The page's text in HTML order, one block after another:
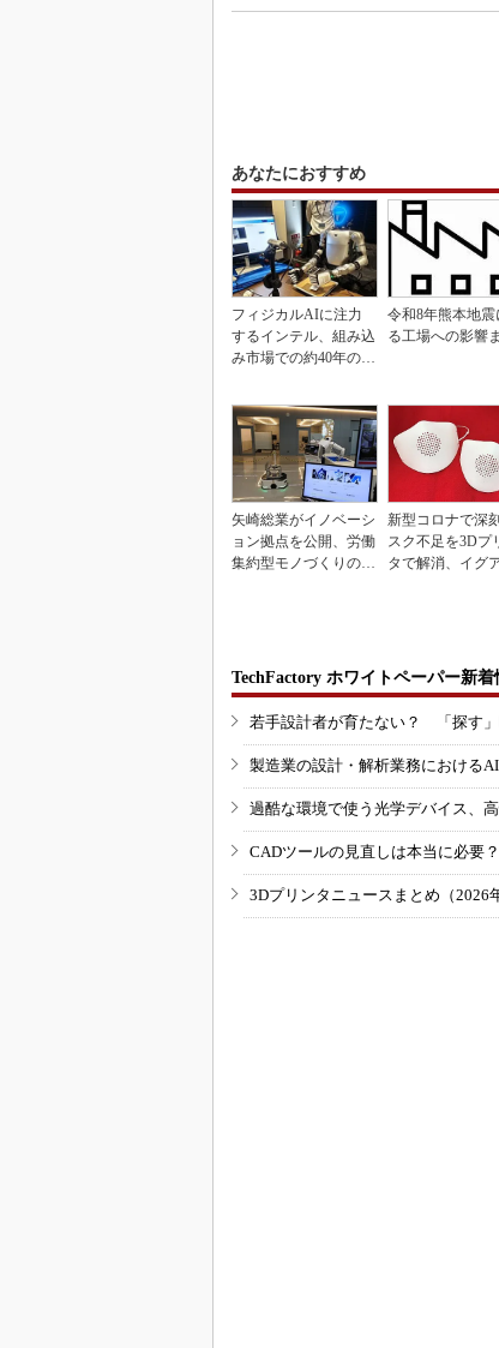
あなたにおすすめ
フィジカルAIに注力
するインテル、組み込
み市場での約40年の実
令和8年熊本地震
る工場への影響
矢崎総業がイノベーシ
ョン拠点を公開、労働
集約型モノづくりのス
新型コロナで深
スク不足を3Dプ
タで解消、イグ
TechFactory ホワイトペーパー新着
若手設計者が育たない？ 「探す
製造業の設計・解析業務における
過酷な環境で使う光学デバイス、
CADツールの見直しは本当に必要
3Dプリンタニュースまとめ（2026